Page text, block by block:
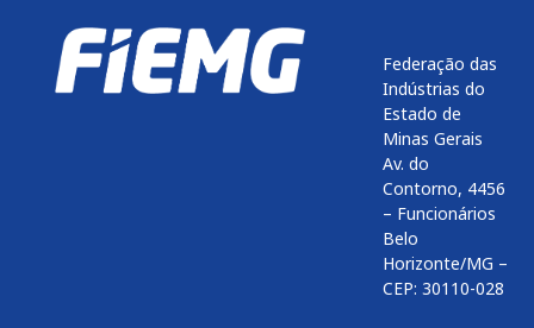
Federação das
Indústrias do
Estado de
Minas Gerais
Av. do
Contorno, 4456
– Funcionários
Belo
Horizonte/MG –
CEP: 30110-028